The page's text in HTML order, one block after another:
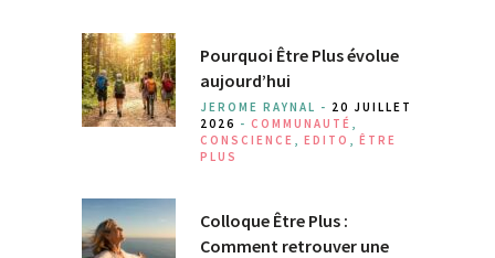
Pourquoi Être Plus évolue
aujourd’hui
JEROME RAYNAL - 20 JUILLET
2026 - COMMUNAUTÉ
CONSCIENCE
EDITO
ÊTRE
PLUS
Colloque Être Plus :
Comment retrouver une